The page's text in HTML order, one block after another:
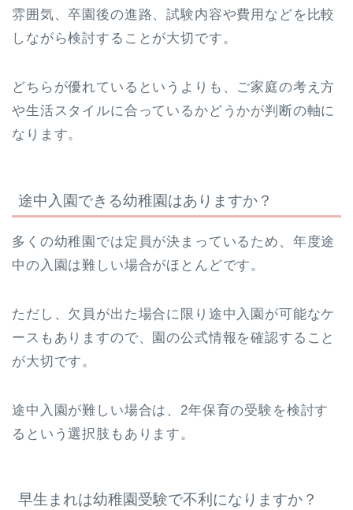
雰囲気、卒園後の進路、試験内容や費用などを比較
しながら検討することが大切です。
どちらが優れているというよりも、ご家庭の考え方
や生活スタイルに合っているかどうかが判断の軸に
なります。
途中入園できる幼稚園はありますか？
多くの幼稚園では定員が決まっているため、年度途
中の入園は難しい場合がほとんどです。
ただし、欠員が出た場合に限り途中入園が可能なケ
ースもありますので、園の公式情報を確認すること
が大切です。
途中入園が難しい場合は、2年保育の受験を検討す
るという選択肢もあります。
早生まれは幼稚園受験で不利になりますか？